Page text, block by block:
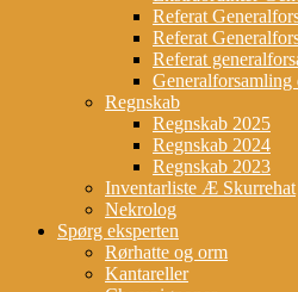
Referat
Referat
Referat
Regnskab
Regnskab 2025
Regnskab 2024
Regnskab 2023
Inventarliste Æ Skurrehat
Nekrolog
Spørg eksperten
Rørhatte og orm
Kantareller